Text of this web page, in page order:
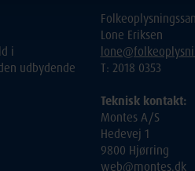
i
udbydende
Lone Eriksen
T: 2018 0353
Teknisk kontakt:
Montes A/S
Hedevej 1
9800 Hjørring
web@montes.dk